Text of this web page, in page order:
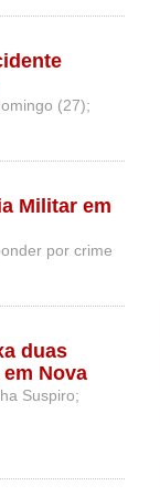
(27);
Militar em
por crime
duas
Nova
Suspiro;